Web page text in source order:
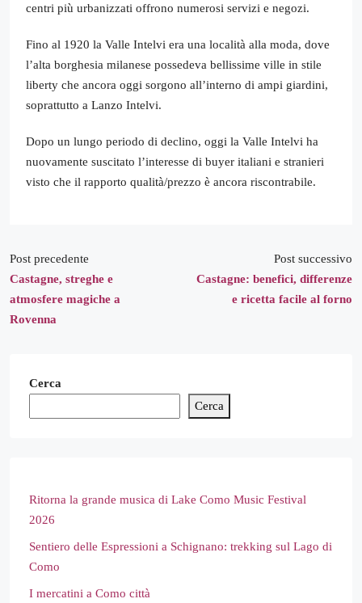
centri più urbanizzati offrono numerosi servizi e negozi.
Fino al 1920 la Valle Intelvi era una località alla moda, dove
l’alta borghesia milanese possedeva bellissime ville in stile
liberty che ancora oggi sorgono all’interno di ampi giardini,
soprattutto a Lanzo Intelvi.
Dopo un lungo periodo di declino, oggi la Valle Intelvi ha
nuovamente suscitato l’interesse di buyer italiani e stranieri
visto che il rapporto qualità/prezzo è ancora riscontrabile.
Post precedente
Castagne, streghe e
atmosfere magiche a
Rovenna
Post successivo
Castagne: benefici, differenze
e ricetta facile al forno
Cerca
Cerca
Ritorna la grande musica di Lake Como Music Festival
2026
Sentiero delle Espressioni a Schignano: trekking sul Lago di
Como
I mercatini a Como città